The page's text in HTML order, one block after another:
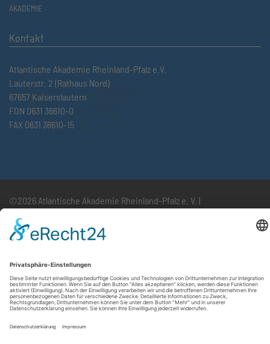
AKADEMIE
Kontakt
Atlantische Akademie Rheinland-Pfalz e.V.
Lauterstr. 2 (Rathaus Nord)
67657 Kaiserslautern
FON 0631 36610-0
FAX 0631 36610-15
©2026 Atlantische Akademie Rheinland-Pfalz e. V. |
Cookie-Einstellungen